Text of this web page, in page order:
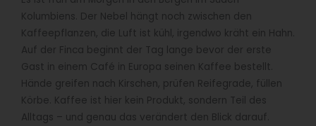
Kolumbiens. Der Nebel hängt noch zwischen den
Kaffeepflanzen, die Luft ist kühl, irgendwo kräht ein Hahn.
Auf der Finca beginnt der Tag lange bevor der erste
Gast in einem Café in Europa seinen Kaffee bestellt.
Hände greifen nach Kirschen, prüfen Reifegrade, füllen
Körbe. Kaffee ist hier kein Produkt, sondern Teil des
Alltags – und genau das verändert den Blick darauf.